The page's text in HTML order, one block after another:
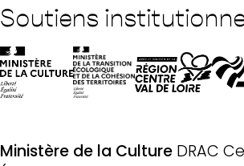
Soutiens
Ministère de la Culture DRAC